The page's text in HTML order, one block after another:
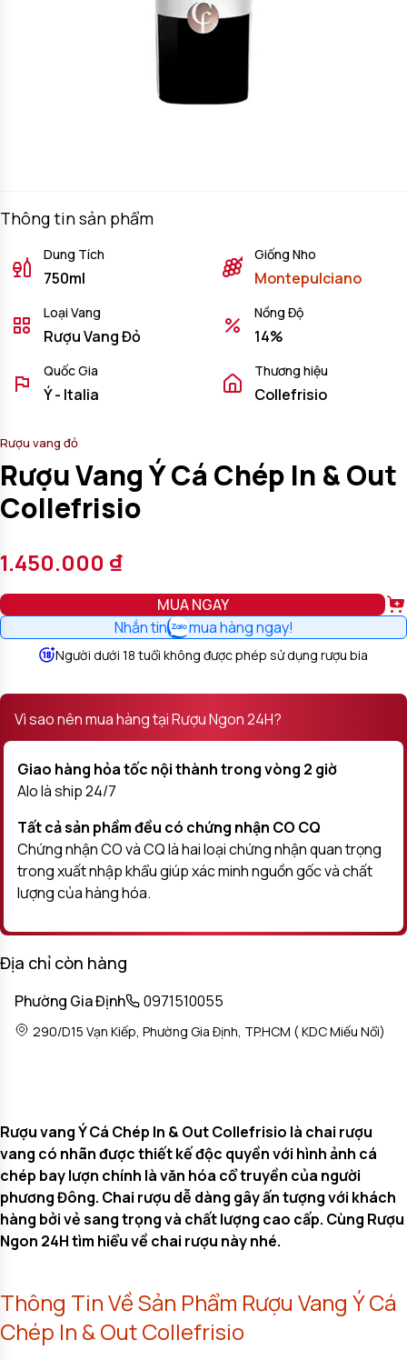
Thông tin sản phẩm
Dung Tích
750ml
Giống Nho
Montepulciano
Loại Vang
Rượu Vang Đỏ
Nồng Độ
14%
Quốc Gia
Ý - Italia
Thương hiệu
Collefrisio
Rượu vang đỏ
Rượu Vang Ý Cá Chép In & Out
Collefrisio
1.450.000 ₫
MUA NGAY
Nhắn tin mua hàng ngay!
Người dưới 18 tuổi không được phép sử dụng rượu bia
Vì sao nên mua hàng tại Rượu Ngon 24H?
Giao hàng hỏa tốc nội thành trong vòng 2 giờ
Alo là ship 24/7
Tất cả sản phầm đều có chứng nhận CO CQ
Chứng nhận CO và CQ là hai loại chứng nhận quan trọng
trong xuất nhập khẩu giúp xác minh nguồn gốc và chất
lượng của hàng hóa.
Địa chỉ còn hàng
Phường Gia Định 0971510055
290/D15 Vạn Kiếp, Phường Gia Định, TP.HCM ( KDC Miếu Nổi)
Rượu vang Ý Cá Chép In & Out Collefrisio là chai rượu
vang có nhãn được thiết kế độc quyền với hình ảnh cá
chép bay lượn chính là văn hóa cổ truyền của người
phương Đông. Chai rượu dễ dàng gây ấn tượng với khách
hàng bởi vẻ sang trọng và chất lượng cao cấp. Cùng Rượu
Ngon 24H tìm hiểu về chai rượu này nhé.
Thông Tin Về Sản Phẩm Rượu Vang Ý Cá
Chép In & Out Collefrisio